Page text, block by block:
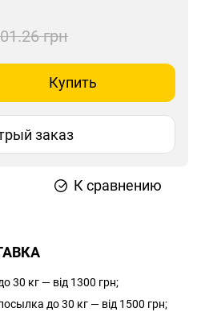
грн
Купить
заказ
К сравнению
30 кг — від 1300 грн;
до 30 кг — від 1500 грн;